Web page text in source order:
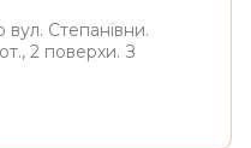
Степанівни.
2 поверхи. З